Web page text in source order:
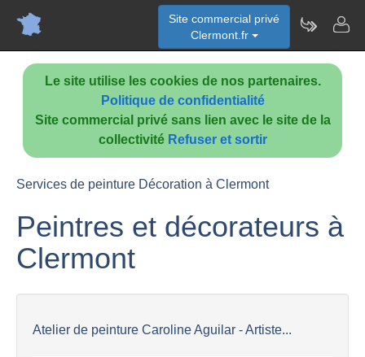
Le site utilise les cookies de nos partenaires.
Politique de confidentialité
Site commercial privé sans lien avec le site de la
collectivité Refuser et sortir
Site commercial privé
Clermont.fr
Services de peinture Décoration à Clermont
Peintres et décorateurs à
Clermont
Atelier de peinture Caroline Aguilar - Artiste...